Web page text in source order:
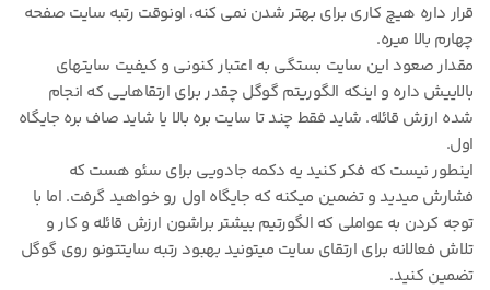
قرار داره هیچ کاری برای بهتر شدن نمی کنه، اونوقت رتبه سایت صفحه
چهارم بالا میره.
مقدار صعود این سایت بستگی به اعتبار کنونی و کیفیت سایتهای
بالاییش داره و اینکه الگوریتم گوگل چقدر برای ارتقاهایی که انجام
شده ارزش قائله. شاید فقط چند تا سایت بره بالا یا شاید صاف بره جایگاه
اول.
اینطور نیست که فکر کنید یه دکمه جادویی برای سئو هست که
فشارش میدید و تضمین میکنه که جایگاه اول رو خواهید گرفت. اما با
توجه کردن به عواملی که الگورتیم بیشتر براشون ارزش قائله و کار و
تلاش فعالانه برای ارتقای سایت میتونید بهبود رتبه سایتتونو روی گوگل
تضمین کنید.